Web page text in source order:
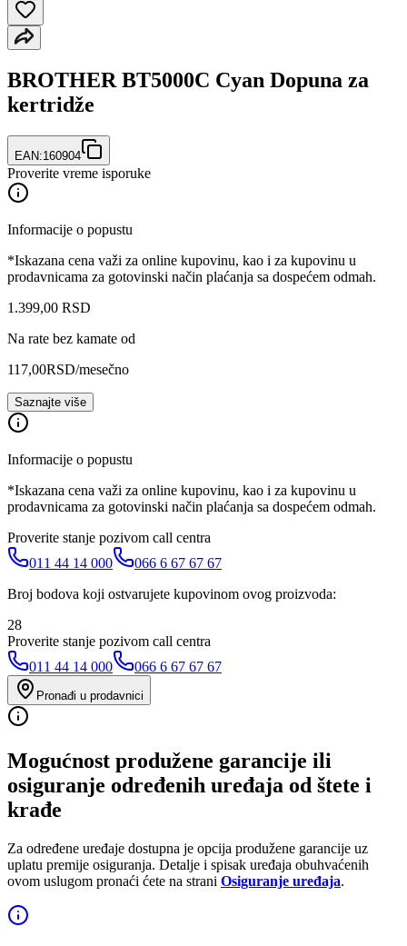
BROTHER BT5000C Cyan Dopuna za
kertridže
EAN:160904
Proverite vreme isporuke
Informacije o popustu
*Iskazana cena važi za online kupovinu, kao i za kupovinu u
prodavnicama za gotovinski način plaćanja sa dospećem odmah.
1.399,00 RSD
Na rate bez kamate od
117,00RSD/mesečno
Saznajte više
Informacije o popustu
*Iskazana cena važi za online kupovinu, kao i za kupovinu u
prodavnicama za gotovinski način plaćanja sa dospećem odmah.
Proverite stanje pozivom call centra
011 44 14 000
066 6 67 67 67
Broj bodova koji ostvarujete kupovinom ovog proizvoda:
28
Proverite stanje pozivom call centra
011 44 14 000
066 6 67 67 67
Pronađi u prodavnici
Mogućnost produžene garancije ili
osiguranje određenih uređaja od štete i
krađe
Za određene uređaje dostupna je opcija produžene garancije uz
uplatu premije osiguranja. Detalje i spisak uređaja obuhvaćenih
ovom uslugom pronaći ćete na strani Osiguranje uređaja.